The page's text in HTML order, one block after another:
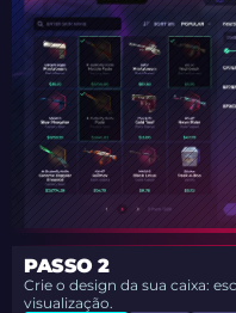
PASSO 2
Crie o design da sua caixa:
visualização.